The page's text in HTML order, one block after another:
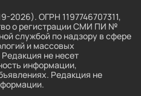
2026). ОГРН 1197746707311,
о регистрации СМИ ПИ №
службой по надзору в сфере
и массовых
не несет
информации,
Редакция не